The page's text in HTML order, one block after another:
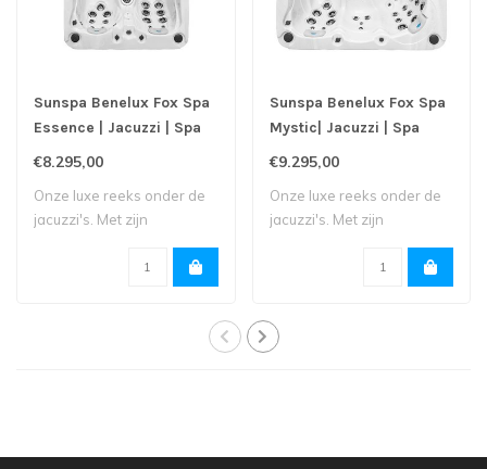
Sunspa Benelux Fox Spa
Essence | Jacuzzi | Spa
€8.295,00
Onze luxe reeks onder de
jacuzzi's. Met zijn
Sunspa Benelux Fox Spa
Mystic| Jacuzzi | Spa
€9.295,00
Onze luxe reeks onder de
jacuzzi's. Met zijn